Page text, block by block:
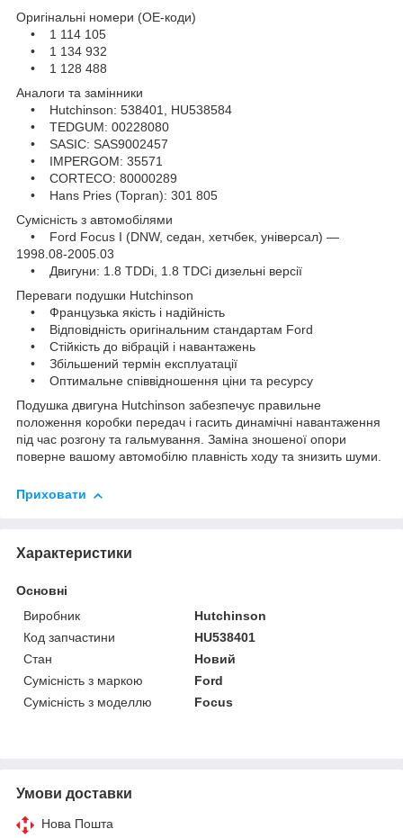
Оригінальні номери (OE-коди)
• 1 114 105
• 1 134 932
• 1 128 488
Аналоги та замінники
• Hutchinson: 538401, HU538584
• TEDGUM: 00228080
• SASIC: SAS9002457
• IMPERGOM: 35571
• CORTECO: 80000289
• Hans Pries (Topran): 301 805
Сумісність з автомобілями
• Ford Focus I (DNW, седан, хетчбек, універсал) —
1998.08-2005.03
• Двигуни: 1.8 TDDi, 1.8 TDCi дизельні версії
Переваги подушки Hutchinson
• Французька якість і надійність
• Відповідність оригінальним стандартам Ford
• Стійкість до вібрацій і навантажень
• Збільшений термін експлуатації
• Оптимальне співвідношення ціни та ресурсу
Подушка двигуна Hutchinson забезпечує правильне
положення коробки передач і гасить динамічні навантаження
під час розгону та гальмування. Заміна зношеної опори
поверне вашому автомобілю плавність ходу та знизить шуми.
Приховати
Характеристики
Основні
Виробник
Hutchinson
Код запчастини
HU538401
Стан
Новий
Сумісність з маркою
Ford
Сумісність з моделлю
Focus
Умови доставки
Нова Пошта